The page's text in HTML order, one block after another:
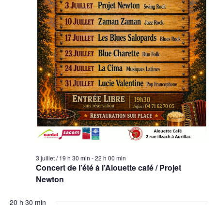
Concert de l’été à l’Alouette café / Projet
Newton
3 juillet / 19 h 30 min -22 h 00 min
20 h 30 min